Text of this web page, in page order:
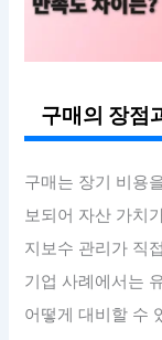
구매의 장점
구매는 장기 비용
보되어 자산 가치
지보수 관리가 직
기업 사례에서는
어떻게 대비할 수